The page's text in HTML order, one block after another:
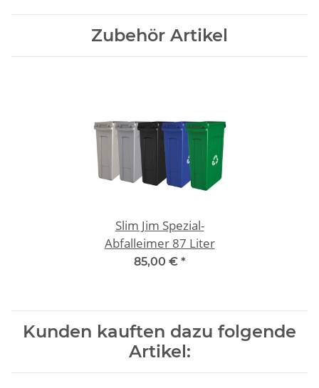
Zubehör Artikel
Slim Jim Spezial-
Abfalleimer 87 Liter
85,00 € *
Kunden kauften dazu folgende
Artikel: